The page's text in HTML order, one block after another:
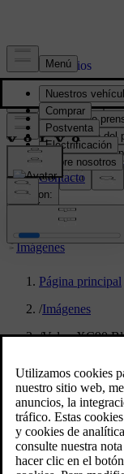
Prensa y Medios
Material de
Información del
Información
Contacto de
location:
PY
Imágenes
Página principal
/Imágenes
/Volvo XC90
Volvo
exterior